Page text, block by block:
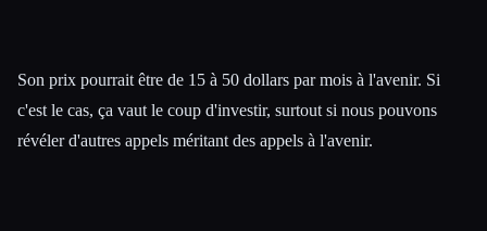
Son prix pourrait être de 15 à 50 dollars par mois à l'avenir. Si
c'est le cas, ça vaut le coup d'investir, surtout si nous pouvons
révéler d'autres appels méritant des appels à l'avenir.